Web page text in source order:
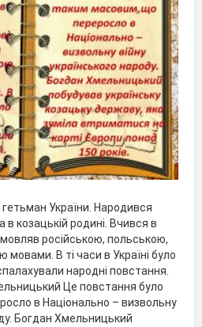
України. Народився
в козацькій родині. Вчився в
російською, польською,
В ті часи в Україні було
народні повстання.
Це повстання було
в Національно – визвольну
Богдан Хмельницький